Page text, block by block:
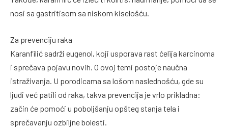
nosi sa gastritisom sa niskom kiselošću.
Za prevenciju raka
Karanfilić sadrži eugenol, koji usporava rast ćelija karcinoma
i sprečava pojavu novih. O ovoj temi postoje naučna
istraživanja. U porodicama sa lošom naslednošću, gde su
ljudi već patili od raka, takva prevencija je vrlo prikladna:
začin će pomoći u poboljšanju opšteg stanja tela i
sprečavanju ozbiljne bolesti.